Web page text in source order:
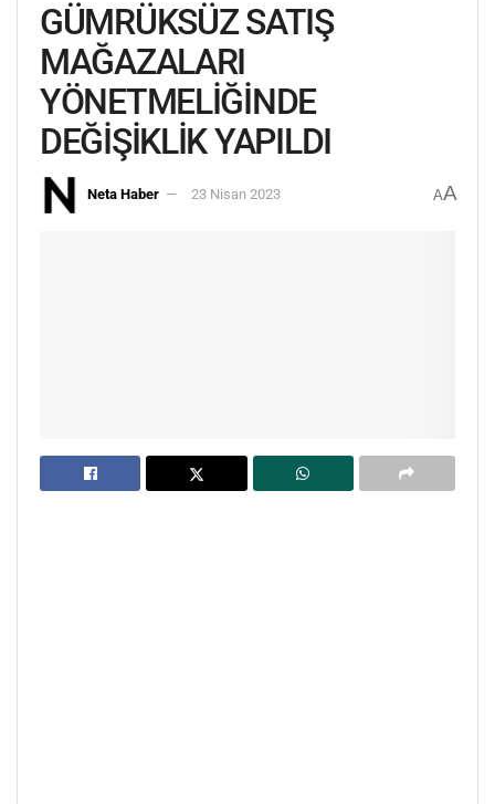
GÜMRÜKSÜZ SATIŞ
MAĞAZALARI
YÖNETMELİĞİNDE
DEĞİŞİKLİK YAPILDI
Neta Haber 23 Nisan 2023 AA